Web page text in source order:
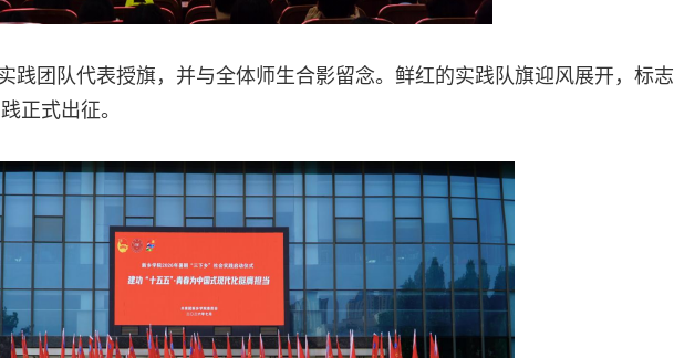
践团队代表授旗，并与全体师生合影留念。鲜红的实践队旗迎风展开，标志
正式出征。